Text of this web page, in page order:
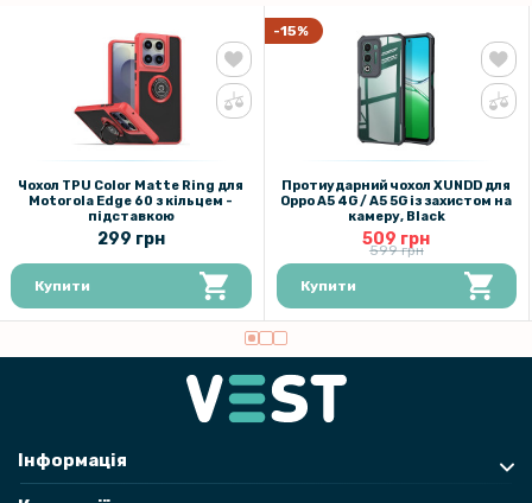
Чохол TPU Color Matte Ring для
Motorola Edge 60 з кільцем -
підставкою
299 грн
Купити
-15%
Протиударний чохол XUNDD для
Oppo A5 4G / A5 5G із захистом на
камеру, Black
509 грн
599 грн
Купити
Інформація